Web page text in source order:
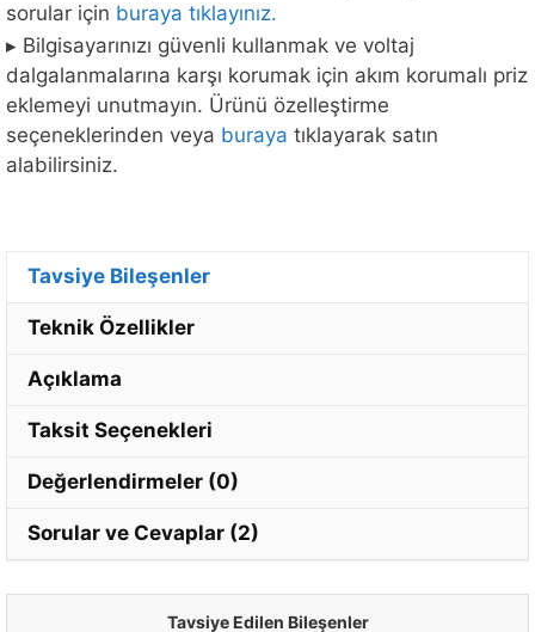
sorular için buraya tıklayınız.
▸ Bilgisayarınızı güvenli kullanmak ve voltaj
dalgalanmalarına karşı korumak için akım korumalı priz
eklemeyi unutmayın. Ürünü özelleştirme
seçeneklerinden veya buraya tıklayarak satın
alabilirsiniz.
Tavsiye Bileşenler
Teknik Özellikler
Açıklama
Taksit Seçenekleri
Değerlendirmeler (0)
Sorular ve Cevaplar (2)
Tavsiye Edilen Bileşenler